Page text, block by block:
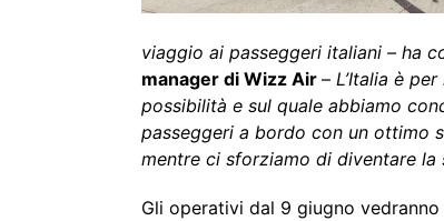
viaggio ai passeggeri italiani – ha
manager di Wizz Air – L’Italia è
possibilità e sul quale abbiamo
passeggeri a bordo con un ottimo
mentre ci sforziamo di diventare la
Gli operativi dal 9 giugno vedranno